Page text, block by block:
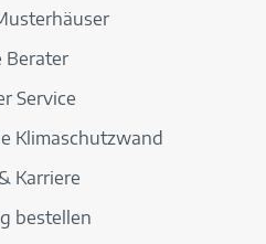
Berater
Service
Klimaschutzwand
Karriere
bestellen